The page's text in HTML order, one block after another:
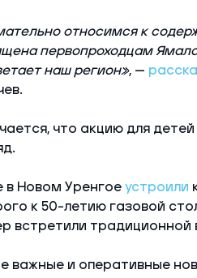
относимся к
первопроходцам
наш регион», —
что акцию для
в Новом Уренгое устроили
к 50-летию газовой
встретили традиционной
важные и оперативные